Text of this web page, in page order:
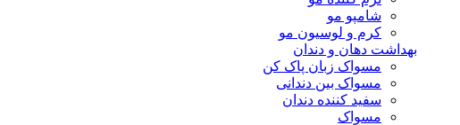
شامپو مو
کرم و لوسیون مو
بهداشت دهان و دندان
مسواک زبان پاک کن
مسواک بین دندانی
سفید کننده دندان
مسواک